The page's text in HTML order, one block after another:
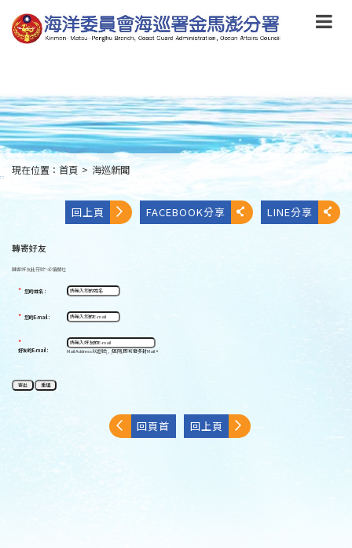
到
主
要
to
main
content
:::
現在位置： 首頁 > 海巡新聞
回上頁 FACEBOOK分享 LINE分享
轉寄好友
轉寄好友此符號*必填欄位
* 您的姓名：
* 您的E-mail：
*
好友的E-mail： Mail Address以逗號[ , ]區隔,即可發多封Mail。
回頁首 回上頁